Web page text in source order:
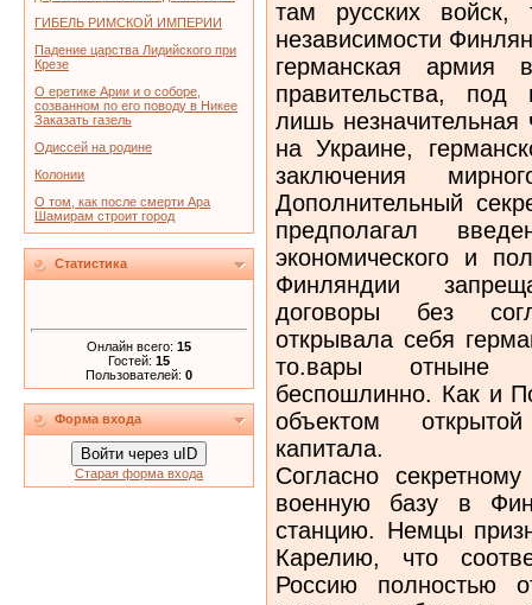
ГИБЕЛЬ РИМСКОЙ ИМПЕРИИ
Падение царства Лидийского при
Крезе
О еретике Арии и о соборе,
созванном по его поводу в Никее
Заказать газель
Одиссей на родине
Колонии
О том, как после смерти Ара
Шамирам строит город
Статистика
Онлайн всего: 15
Гостей: 15
Пользователей: 0
Форма входа
Войти через uID
Старая форма входа
там русских
независимости
германская армия
правительства, под
лишь незначительная
на Украине,
заключения
Дополнительный
предполагал
экономического и
Финляндии
договоры без
открывала себя
то.вары отныне
беспошлинно. Как и
объектом
капитала.
Согласно
военную базу в
станцию. Немцы
Карелию, что
Россию полностью